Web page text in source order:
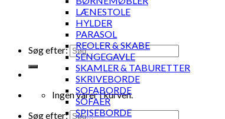
Søg efter:
Ingen varer i kurven.
Søg efter:
LÆNESTOLE
HYLDER
PARASOL
REOLER & SKABE
SENGEGAVLE
SKAMLER & TABURETTER
SKRIVEBORDE
SOFABORDE
SOFAER
SPISEBORDE